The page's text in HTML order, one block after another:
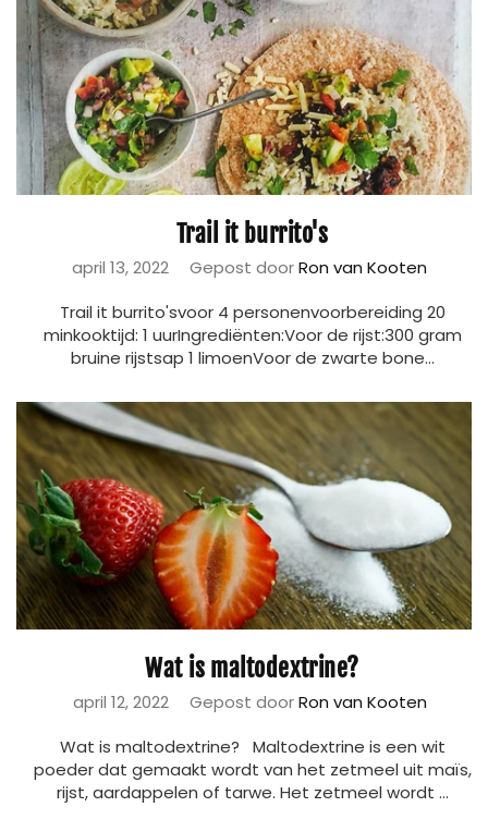
Trail it burrito's
april 13, 2022 Gepost doorRon van Kooten
Trail it burrito'svoor 4 personenvoorbereiding 20
minkooktijd: 1 uurIngrediënten:Voor de rijst:300 gram
bruine rijstsap 1 limoenVoor de zwarte bone...
Wat is maltodextrine?
april 12, 2022 Gepost doorRon van Kooten
Wat is maltodextrine? Maltodextrine is een wit
poeder dat gemaakt wordt van het zetmeel uit maïs,
rijst, aardappelen of tarwe. Het zetmeel wordt ...